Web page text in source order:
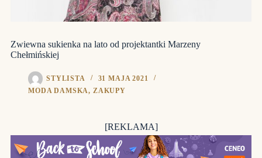
Zwiewna sukienka na lato od projektantki Marzeny
Chełmińskiej
STYLISTA
31 MAJA 2021
MODA DAMSKA, ZAKUPY
[REKLAMA]